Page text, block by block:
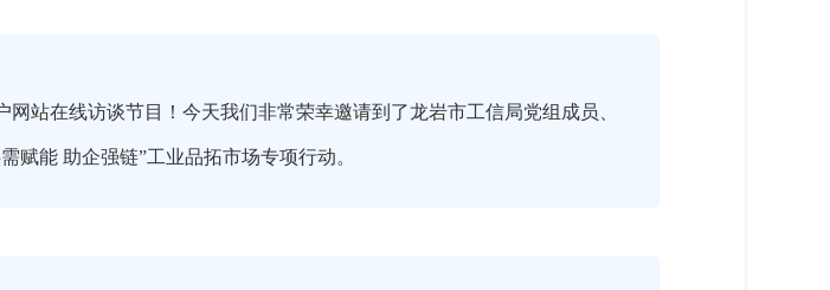
站在线访谈节目！今天我们非常荣幸邀请到了龙岩市工信局党组成员、
赋能 助企强链”工业品拓市场专项行动。